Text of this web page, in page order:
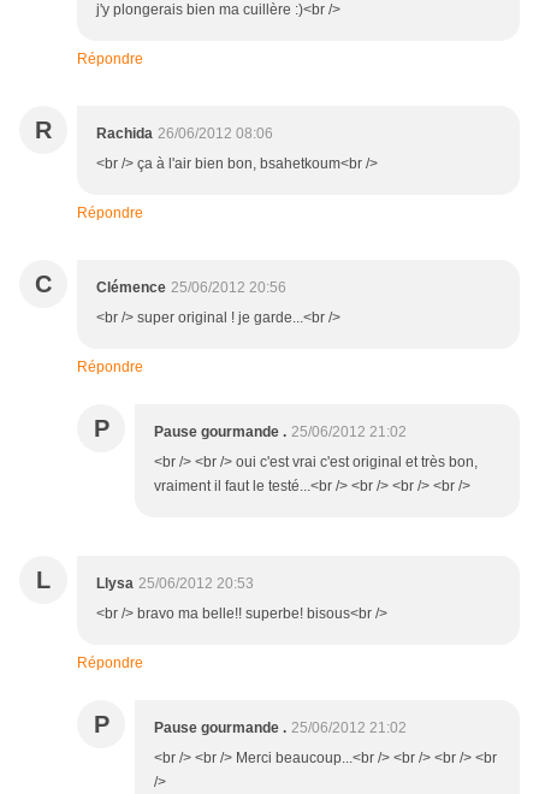
j'y plongerais bien ma cuillère :)<br />
Répondre
R Rachida 26/06/2012 08:06
<br /> ça à l'air bien bon, bsahetkoum<br />
Répondre
C Clémence 25/06/2012 20:56
<br /> super original ! je garde...<br />
Répondre
P Pause gourmande . 25/06/2012 21:02
<br /> <br /> oui c'est vrai c'est original et très bon,
vraiment il faut le testé...<br /> <br /> <br /> <br />
L Llysa 25/06/2012 20:53
<br /> bravo ma belle!! superbe! bisous<br />
Répondre
P Pause gourmande . 25/06/2012 21:02
<br /> <br /> Merci beaucoup...<br /> <br /> <br /> <br
/>